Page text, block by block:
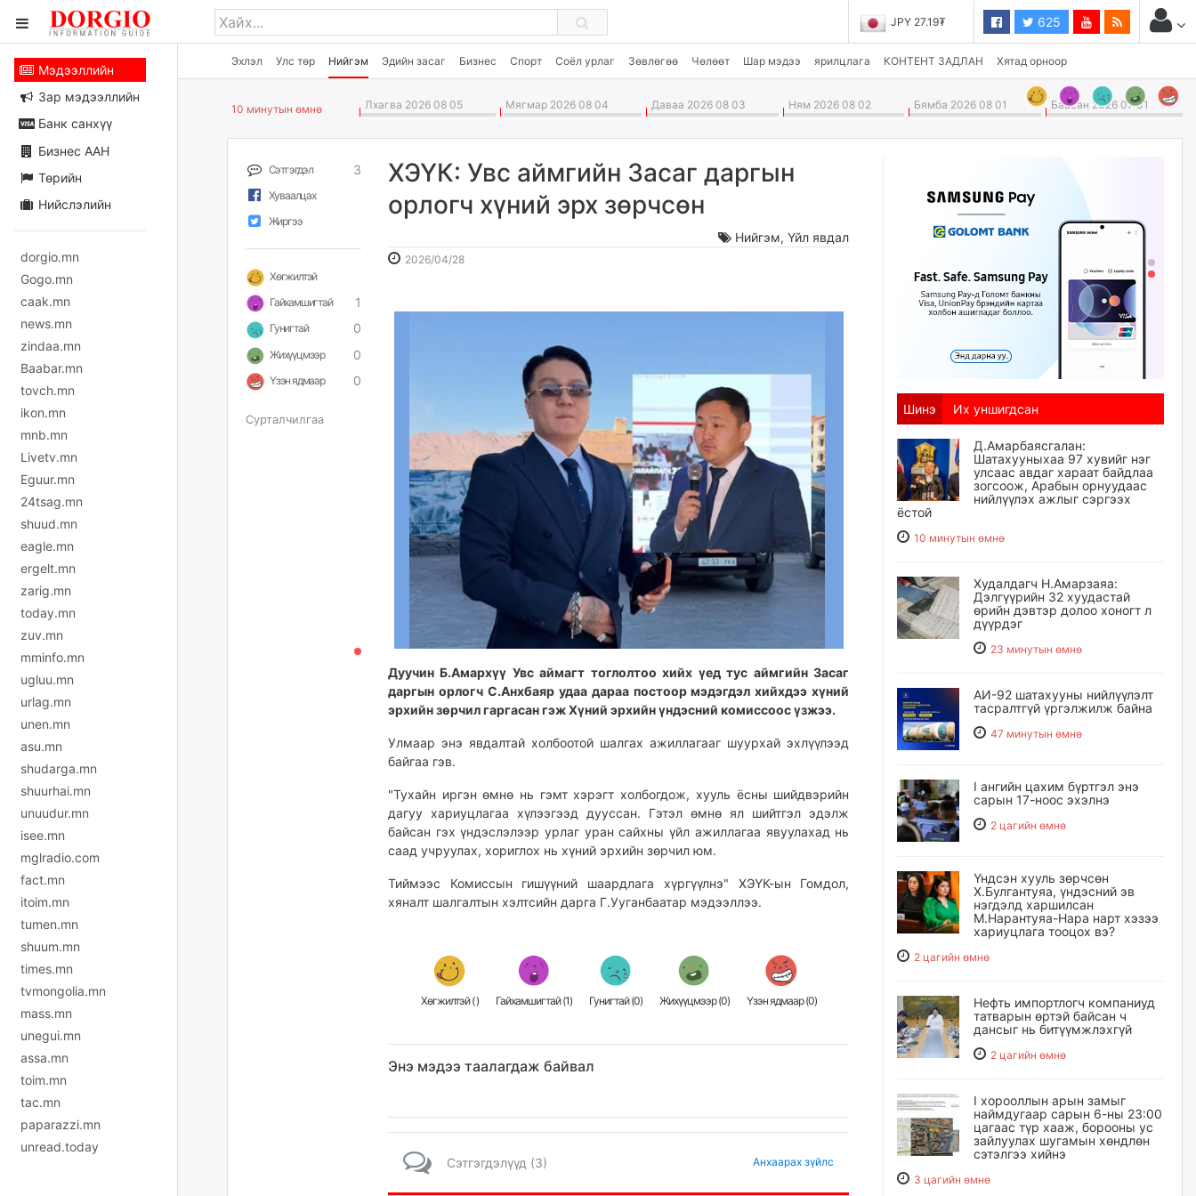
JPY 27.19₮ 625
Эхлэл Улс төр Нийгэм Эдийн засаг Бизнес Спорт Соёл урлаг Зөвлөгөө Чөлөөт Шар мэдээ ярилцлага КОНТЕНТ ЗАДЛАН Хятад орноор
Мэдээллийн
Зар мэдээллийн
Банк санхүү
Бизнес ААН
Төрийн
Нийслэлийн
dorgio.mn
Gogo.mn
caak.mn
news.mn
zindaa.mn
Baabar.mn
tovch.mn
ikon.mn
mnb.mn
Livetv.mn
Eguur.mn
24tsag.mn
shuud.mn
eagle.mn
ergelt.mn
zarig.mn
today.mn
zuv.mn
mminfo.mn
ugluu.mn
urlag.mn
unen.mn
asu.mn
shudarga.mn
shuurhai.mn
unuudur.mn
isee.mn
mglradio.com
fact.mn
itoim.mn
tumen.mn
shuum.mn
times.mn
tvmongolia.mn
mass.mn
unegui.mn
assa.mn
toim.mn
tac.mn
paparazzi.mn
unread.today
10 минутын өмнө Лхагва 2026 08 05 Мягмар 2026 08 04 Даваа 2026 08 03 Ням 2026 08 02 Бямба 2026 08 01 Баасан 2026 07 31
Сэтгэгдэл 3
Хуваалцах
Жиргээ
Хөгжилтэй
Гайхамшигтай
1
Гунигтай 0
Жихүүцмээр 0
Үзэн ядмаар 0
Сурталчилгаа
ХЭҮК: Увс аймгийн Засаг даргын
орлогч хүний эрх зөрчсөн
Нийгэм,Үйл явдал
2026/04/282026-
2026-
Дуучин Б.Амархүү Увс аймагт тоглолтоо хийх үед тус аймгийн Засаг
даргын орлогч С.Анхбаяр удаа дараа постоор мэдэгдэл хийхдээ хүний
эрхийн зөрчил гаргасан гэж Хүний эрхийн үндэсний комиссоос үзжээ.
Улмаар энэ явдалтай холбоотой шалгах ажиллагааг шуурхай эхлүүлээд
байгаа гэв.
"Тухайн иргэн өмнө нь гэмт хэрэгт холбогдож, хууль ёсны шийдвэрийн
дагуу хариуцлагаа хүлээгээд дууссан. Гэтэл өмнө ял шийтгэл эдэлж
байсан гэх үндэслэлээр урлаг уран сайхны үйл ажиллагаа явуулахад нь
саад учруулах, хориглох нь хүний эрхийн зөрчил юм.
Тиймээс Комиссын гишүүний шаардлага хүргүүлнэ" ХЭҮК-ын Гомдол,
хяналт шалгалтын хэлтсийн дарга Г.Ууганбаатар мэдээллээ.
Хөгжилтэй () Гайхамшигтай (1) Гунигтай (0) Жихүүцмээр (0) Үзэн ядмаар (0)
Энэ мэдээ таалагдаж байвал
Сэтгэгдэлүүд (3) Анхаарах зүйлс
Шинэ Их уншигдсан
Д.Амарбаясгалан:
Шатахууныхаа 97 хувийг нэг
улсаас авдаг хараат байдлаа
зогсоож, Арабын орнуудаас
нийлүүлэх ажлыг сэргээх
ёстой
10 минутын өмнө
Худалдагч Н.Амарзаяа:
Дэлгүүрийн 32 хуудастай
өрийн дэвтэр долоо хоногт л
дүүрдэг
23 минутын өмнө
АИ-92 шатахууны нийлүүлэлт
тасралтгүй үргэлжилж байна
47 минутын өмнө
I ангийн цахим бүртгэл энэ
сарын 17-ноос эхэлнэ
2 цагийн өмнө
Үндсэн хууль зөрчсөн
Х.Булгантуяа, үндэсний эв
нэгдэлд харшилсан
М.Нарантуяа-Нара нарт хэзээ
хариуцлага тооцох вэ?
2 цагийн өмнө
Нефть импортлогч компаниуд
татварын өртэй байсан ч
дансыг нь битүүмжлэхгүй
2 цагийн өмнө
I хорооллын арын замыг
наймдугаар сарын 6-ны 23:00
цагаас түр хааж, борооны ус
зайлуулах шугамын хөндлөн
сэтэлгээ хийнэ
3 цагийн өмнө